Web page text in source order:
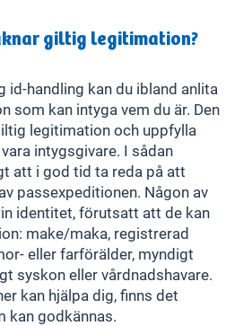
giltig legitimation?
id‑handling kan du ibland anlita
som kan intyga vem du är. Den
legitimation och uppfylla
intygsgivare. I sådan
att i god tid ta reda på att
passexpeditionen. Någon av
identitet, förutsatt att de kan
make/maka, registrerad
eller farförälder, myndigt
syskon eller vårdnadshavare.
kan hjälpa dig, finns det
kan godkännas.